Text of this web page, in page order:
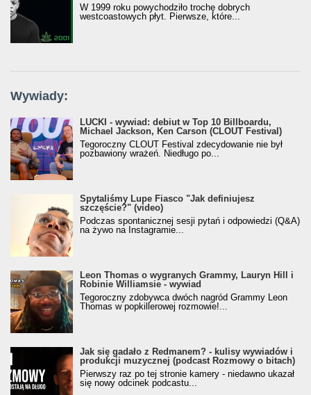
W 1999 roku powychodziło trochę dobrych
westcoastowych płyt. Pierwsze, które...
Wywiady:
LUCKI - wywiad: debiut w Top 10 Billboardu,
Michael Jackson, Ken Carson (CLOUT Festival)
Tegoroczny CLOUT Festival zdecydowanie nie był
pozbawiony wrażeń. Niedługo po...
Spytaliśmy Lupe Fiasco "Jak definiujesz
szczęście?" (video)
Podczas spontanicznej sesji pytań i odpowiedzi (Q&A)
na żywo na Instagramie...
Leon Thomas o wygranych Grammy, Lauryn Hill i
Robinie Williamsie - wywiad
Tegoroczny zdobywca dwóch nagród Grammy Leon
Thomas w popkillerowej rozmowie!...
Jak się gadało z Redmanem? - kulisy wywiadów i
produkcji muzycznej (podcast Rozmowy o bitach)
Pierwszy raz po tej stronie kamery - niedawno ukazał
się nowy odcinek podcastu...